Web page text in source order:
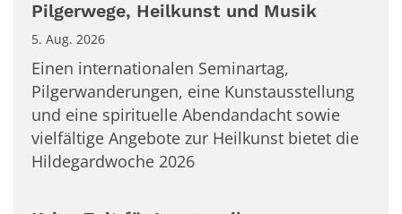
Pilgerwege, Heilkunst und Musik
5. Aug. 2026
Einen internationalen Seminartag,
Pilgerwanderungen, eine Kunstausstellung
und eine spirituelle Abendandacht sowie
vielfältige Angebote zur Heilkunst bietet die
Hildegardwoche 2026